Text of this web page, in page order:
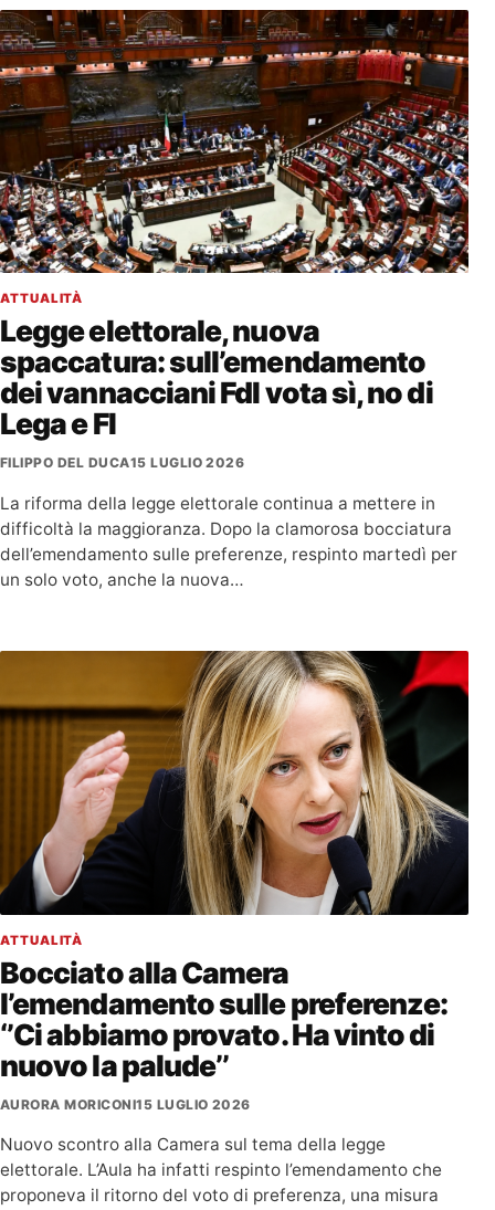
ATTUALITÀ
Legge elettorale, nuova
spaccatura: sull’emendamento
dei vannacciani FdI vota sì, no di
Lega e FI
FILIPPO DEL DUCA15 LUGLIO 2026
La riforma della legge elettorale continua a mettere in
difficoltà la maggioranza. Dopo la clamorosa bocciatura
dell’emendamento sulle preferenze, respinto martedì per
un solo voto, anche la nuova…
ATTUALITÀ
Bocciato alla Camera
l’emendamento sulle preferenze:
‘’Ci abbiamo provato. Ha vinto di
nuovo la palude’’
AURORA MORICONI15 LUGLIO 2026
Nuovo scontro alla Camera sul tema della legge
elettorale. L’Aula ha infatti respinto l’emendamento che
proponeva il ritorno del voto di preferenza, una misura